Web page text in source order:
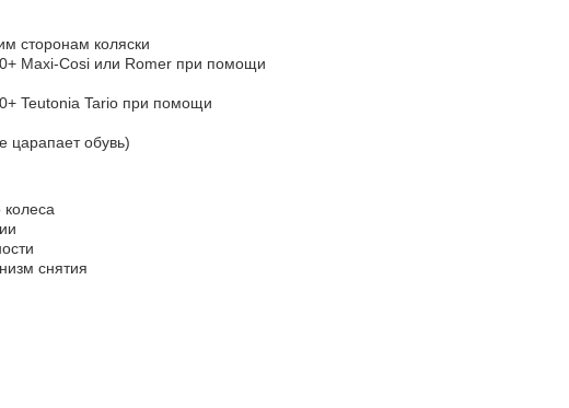
сторонам коляски
0+ Maxi-Cosi или Romer при помощи
0+ Teutonia Tario при помощи
царапает обувь)
колеса
снятия